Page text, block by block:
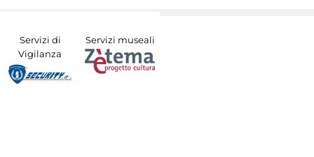
Servizi di
Vigilanza
Servizi museali